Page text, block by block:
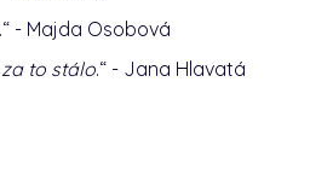
.“ - Majda Osobová
to stálo.“ - Jana Hlavatá